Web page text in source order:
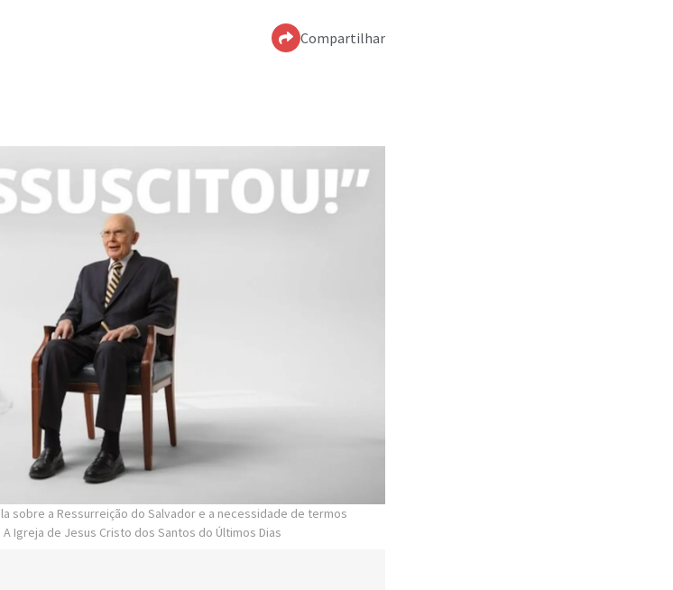
Compartilhar
sobre a Ressurreição do Salvador e a necessidade de termos
A Igreja de Jesus Cristo dos Santos do Últimos Dias